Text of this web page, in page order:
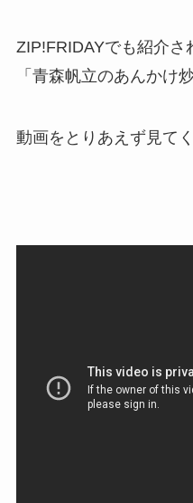
ZIP!FRIDAYでも紹介
「青森帆立のあんかけ
動画をとりあえず見て